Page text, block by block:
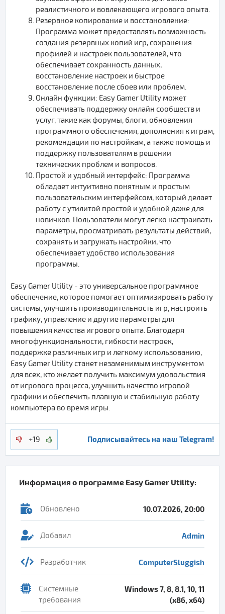
реалистичного и вовлекающего игрового опыта.
Резервное копирование и восстановление:
Программа может предоставлять возможность
создания резервных копий игр, сохранения
профилей и настроек пользователей, что
обеспечивает сохранность данных,
восстановление настроек и быстрое
восстановление после сбоев или проблем.
Онлайн функции: Easy Gamer Utility может
обеспечивать поддержку онлайн сообществ и
услуг, такие как форумы, блоги, обновления
программного обеспечения, дополнения к играм,
рекомендации по настройкам, а также помощь и
поддержку пользователям в решении
технических проблем и вопросов.
Простой и удобный интерфейс: Программа
обладает интуитивно понятным и простым
пользовательским интерфейсом, который делает
работу с утилитой простой и удобной даже для
новичков. Пользователи могут легко настраивать
параметры, просматривать результаты действий,
сохранять и загружать настройки, что
обеспечивает удобство использования
программы.
Easy Gamer Utility - это универсальное программное
обеспечение, которое помогает оптимизировать работу
системы, улучшить производительность игр, настроить
графику, управление и другие параметры для
повышения качества игрового опыта. Благодаря
многофункциональности, гибкости настроек,
поддержке различных игр и легкому использованию,
Easy Gamer Utility станет незаменимым инструментом
для всех, кто желает получить максимум удовольствия
от игрового процесса, улучшить качество игровой
графики и обеспечить плавную и стабильную работу
компьютера во время игры.
+19 Подписывайтесь на наш Telegram!
Информация о программе Easy Gamer Utility:
Обновлено 10.07.2026, 20:00
Добавил Admin
Разработчик ComputerSluggish
Системные
требования
Windows 7, 8, 8.1, 10, 11
(x86, x64)